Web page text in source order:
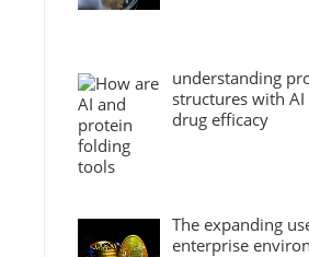
understanding
structures with
drug efficacy
The expanding
enterprise